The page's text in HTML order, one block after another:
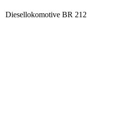
Diesellokomotive BR 212